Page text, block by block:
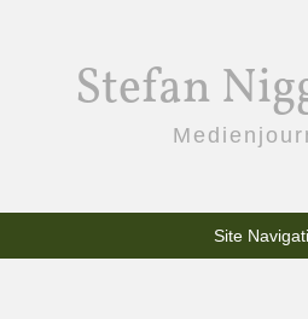
Stefan
Site